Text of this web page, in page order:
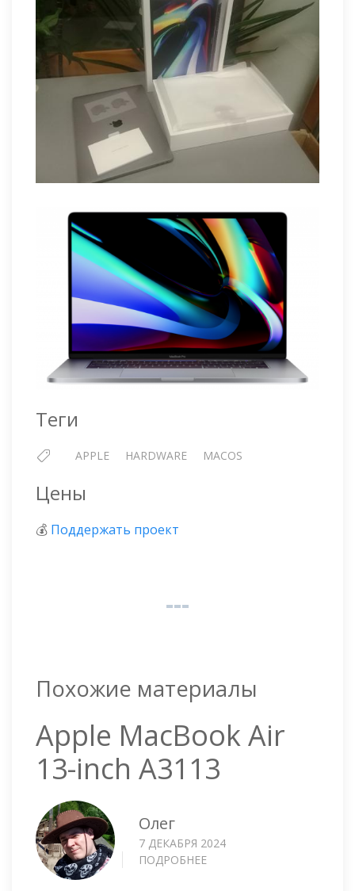
Теги
APPLE HARDWARE MACOS
Цены
💰 Поддержать проект
Похожие материалы
Apple MacBook Air
13-inch A3113
Олег
7 ДЕКАБРЯ 2024
ПОДРОБНЕЕ